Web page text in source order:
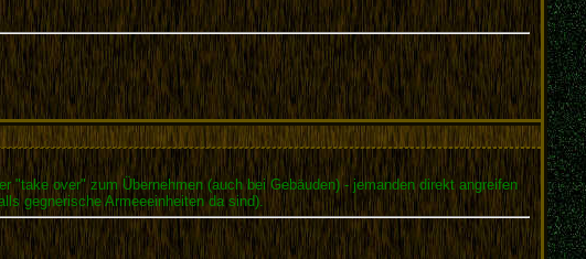
over" zum Übernehmen (auch bei Gebäuden) - jemanden direkt angreifen
gegnerische Armeeeinheiten da sind).